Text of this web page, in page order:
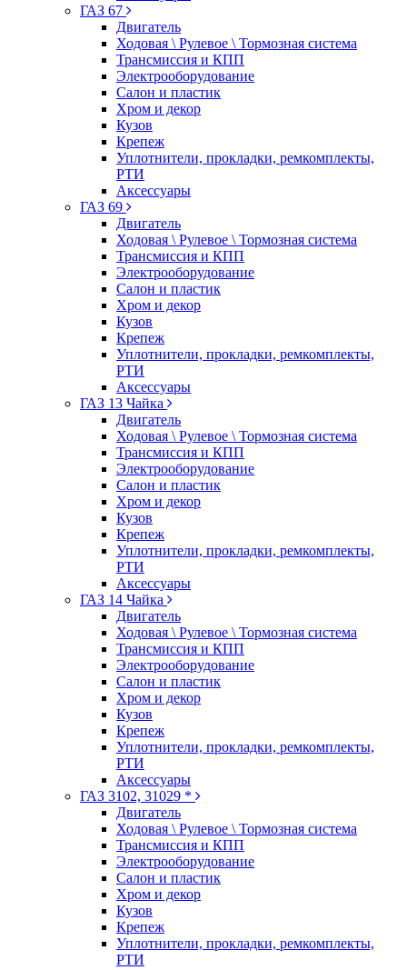
ГАЗ 67
Двигатель
Ходовая \ Рулевое \ Тормозная система
Трансмиссия и КПП
Электрооборудование
Салон и пластик
Хром и декор
Кузов
Крепеж
Уплотнители, прокладки, ремкомплекты,
РТИ
Аксессуары
ГАЗ 69
Двигатель
Ходовая \ Рулевое \ Тормозная система
Трансмиссия и КПП
Электрооборудование
Салон и пластик
Хром и декор
Кузов
Крепеж
Уплотнители, прокладки, ремкомплекты,
РТИ
Аксессуары
ГАЗ 13 Чайка
Двигатель
Ходовая \ Рулевое \ Тормозная система
Трансмиссия и КПП
Электрооборудование
Салон и пластик
Хром и декор
Кузов
Крепеж
Уплотнители, прокладки, ремкомплекты,
РТИ
Аксессуары
ГАЗ 14 Чайка
Двигатель
Ходовая \ Рулевое \ Тормозная система
Трансмиссия и КПП
Электрооборудование
Салон и пластик
Хром и декор
Кузов
Крепеж
Уплотнители, прокладки, ремкомплекты,
РТИ
Аксессуары
ГАЗ 3102, 31029 *
Двигатель
Ходовая \ Рулевое \ Тормозная система
Трансмиссия и КПП
Электрооборудование
Салон и пластик
Хром и декор
Кузов
Крепеж
Уплотнители, прокладки, ремкомплекты,
РТИ